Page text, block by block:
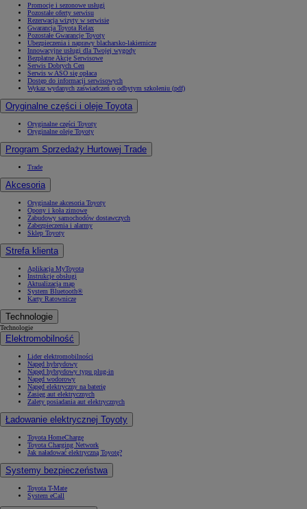
Promocje i sezonowe usługi
Pozostałe oferty serwisu
Rezerwacja wizyty w serwisie
Gwarancja Toyota Relax
Pozostałe Gwarancje Toyoty
Ubezpieczenia i naprawy blacharsko-lakiernicze
Innowacyjne usługi dla Twojej wygody
Bezpłatne Akcje Serwisowe
Serwis Dobrych Cen
Serwis w ASO się opłaca
Dostęp do informacji serwisowych
Wykaz wydanych zaświadczeń o odbytym szkoleniu (pdf)
Oryginalne części i oleje Toyota
Oryginalne części Toyoty
Oryginalne oleje Toyoty
Program Sprzedaży Hurtowej Trade
Trade
Akcesoria
Oryginalne akcesoria Toyoty
Opony i koła zimowe
Zabudowy samochodów dostawczych
Zabezpieczenia i alarmy
Sklep Toyoty
Strefa klienta
Aplikacja MyToyota
Instrukcje obsługi
Aktualizacja map
System Bluetooth®
Karty Ratownicze
Technologie
Technologie
Elektromobilność
Lider elektromobilności
Napęd hybrydowy
Napęd hybrydowy typu plug-in
Napęd wodorowy
Napęd elektryczny na baterię
Zasięg aut elektrycznych
Zalety posiadania aut elektrycznych
Ładowanie elektrycznej Toyoty
Toyota HomeCharge
Toyota Charging Network
Jak naładować elektryczną Toyotę?
Systemy bezpieczeństwa
Toyota T-Mate
System eCall